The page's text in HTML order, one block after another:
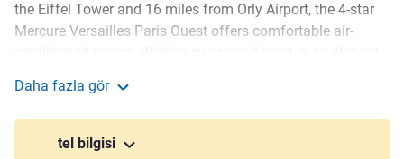
Açıklama
the Eiffel Tower and 16 miles from Orly Airport, the 4-star
Mercure Versailles Paris Ouest offers comfortable air-
benefiting from all the necessary equipment. The hotel
offers quality services to organize your seminars or family
Daha fazla gör
tel bilgisi